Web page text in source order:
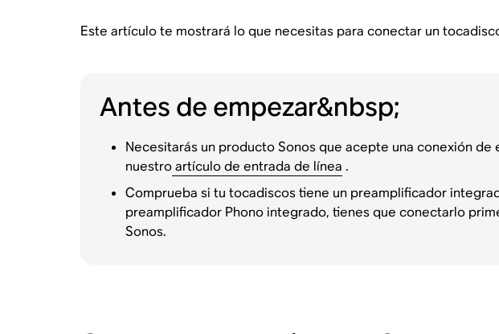
Este artículo te mostrará lo que necesitas para conectar un
Antes de empezar&nbsp;
Necesitarás un producto Sonos que acepte una conexión
nuestroartículo de entrada de línea .
Comprueba si tu tocadiscos tiene un preamplificador
preamplificador Phono integrado, tienes que conectarlo
Sonos.